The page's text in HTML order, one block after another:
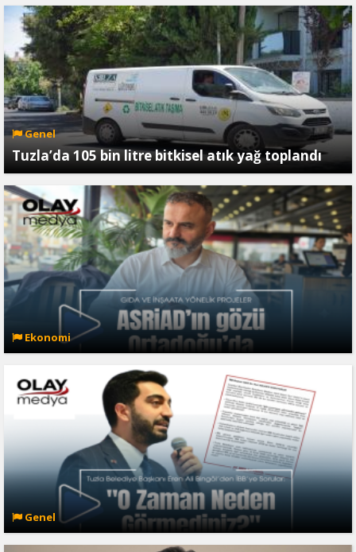
Genel
Tuzla’da 105 bin litre bitkisel atık yağ toplandı
Ekonomi
Genel